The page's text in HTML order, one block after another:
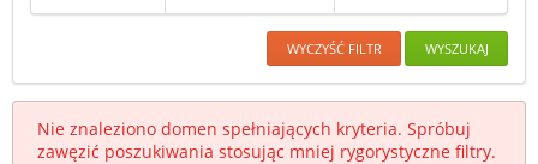
WYSZUKAJ
WYCZYŚĆ FILTR
Nie znaleziono domen spełniających kryteria. Spróbuj
zawęzić poszukiwania stosując mniej rygorystyczne filtry.